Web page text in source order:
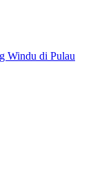
Windu di Pulau